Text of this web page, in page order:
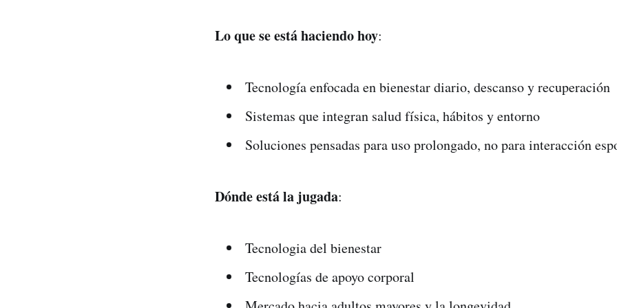
Lo que se está haciendo hoy:
Tecnología enfocada en bienestar diario, descanso y recuperación
Sistemas que integran salud física, hábitos y entorno
Soluciones pensadas para uso prolongado, no para interacción
Dónde está la jugada:
Tecnologia del bienestar
Tecnologías de apoyo corporal